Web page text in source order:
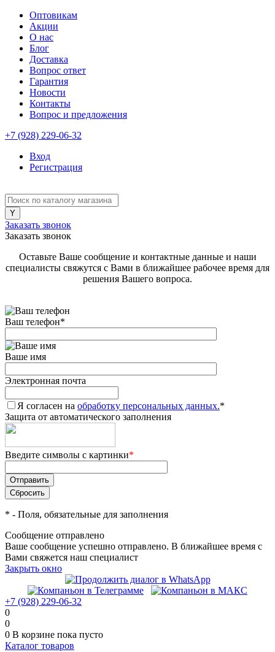
Оптовикам
Акции
О нас
Блог
Доставка
Вопрос ответ
Гарантия
Новости
Контакты
Вопрос и предложения
+7 (928) 229-06-32
Вход
Регистрация
Заказать звонок
Заказать звонок
Оставьте Ваше сообщение и контактные данные и наши
специалисты свяжутся с Вами в ближайшее рабочее время для
решения Вашего вопроса.
Ваш телефон*
Ваше имя
Электронная почта
Я согласен на обработку персональных данных.*
Защита от автоматического заполнения
Введите символы с картинки*
* - Поля, обязательные для заполнения
Сообщение отправлено
Ваше сообщение успешно отправлено. В ближайшее время с
Вами свяжется наш специалист
Закрыть окно
+7 (928) 229-06-32
0
0
0 В корзине пока пусто
Каталог товаров